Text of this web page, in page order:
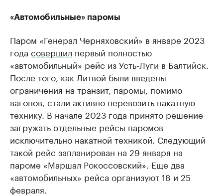
«Автомобильные» паромы
Паром «Генерал Черняховский» в январе 2023
года совершил первый полностью
«автомобильный» рейс из Усть-Луги в Балтийск.
После того, как Литвой были введены
ограничения на транзит, паромы, помимо
вагонов, стали активно перевозить накатную
технику. В начале 2023 года принято решение
загружать отдельные рейсы паромов
исключительно накатной техникой. Следующий
такой рейс запланирован на 29 января на
пароме «Маршал Рокоссовский». Еще два
«автомобильных» рейса организуют 18 и 25
февраля.